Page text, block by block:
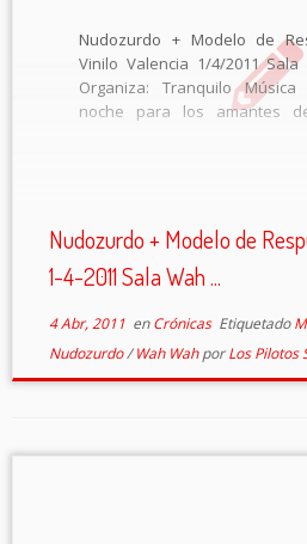
Nudozurdo + Modelo de
Vinilo Valencia 1/4/2011
Organiza: Tranquilo
noche para los amantes
Nudozurdo + Modelo de
1-4-2011 Sala Wah ...
4 Abr, 2011enCrónicas Etiquetado
Nudozurdo/Wah WahporLos Pilotos